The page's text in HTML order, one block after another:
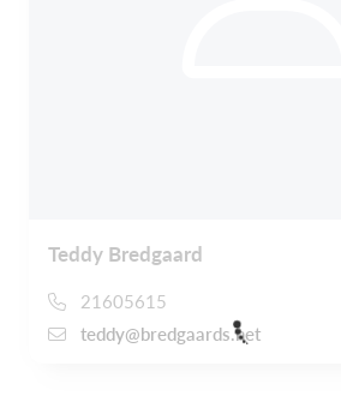
Teddy Bredgaard
21605615
teddy@bredgaards.net